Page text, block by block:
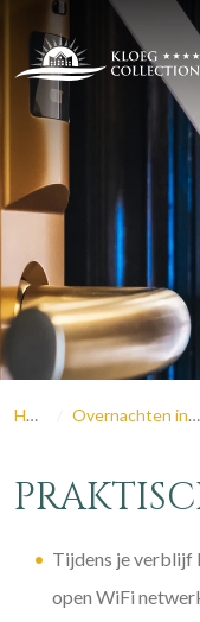
Home Overnachten in Zeeland
Tijdens je verblijf
open WiFi